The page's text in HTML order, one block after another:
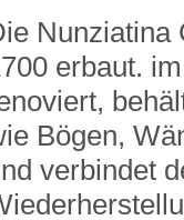
Nunziatina
erbaut.
Bögen,
verbindet